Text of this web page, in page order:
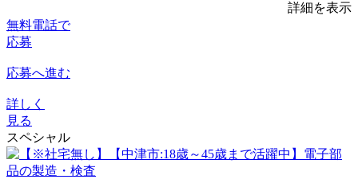
詳細を表示
無料電話で
応募
応募へ進む
詳しく
見る
スペシャル